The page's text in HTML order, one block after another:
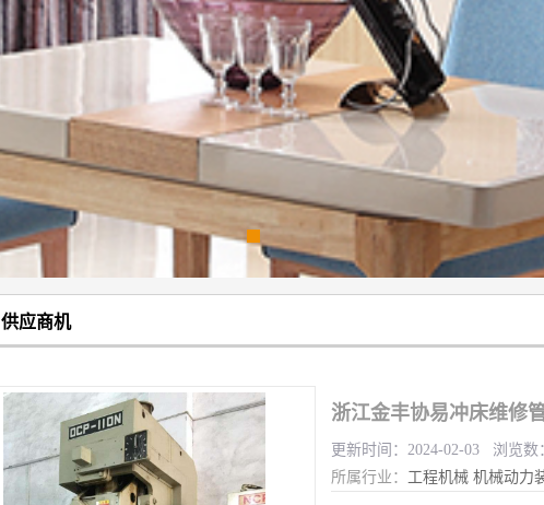
供应商机
浙江金丰协易冲床维修
更新时间：2024-02-03 浏览数
所属行业： 工程机械 机械动力